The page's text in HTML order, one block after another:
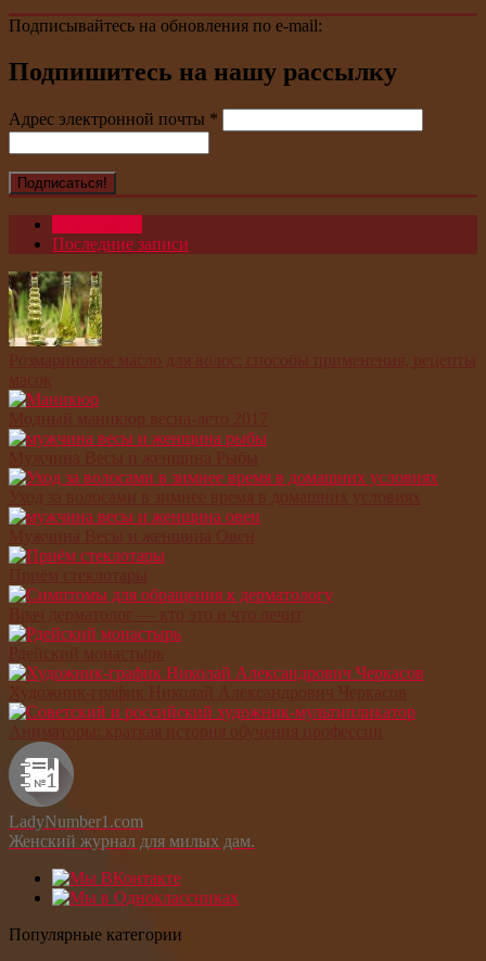
Подписывайтесь на обновления по e-mail:
Подпишитесь на нашу рассылку
Адрес электронной почты *
Последние записи
Розмариновое масло для волос: способы применения, рецепты
масок
Модный маникюр весна-лето 2017
Мужчина Весы и женщина Рыбы
Уход за волосами в зимнее время в домашних условиях
Мужчина Весы и женщина Овен
Приём стеклотары
Врач дерматолог — кто это и что лечит
Рдейский монастырь
Художник-график Николай Александрович Черкасов
Аниматоры: краткая история обучения профессии
LadyNumber1.com
Женский журнал для милых дам.
Популярные категории